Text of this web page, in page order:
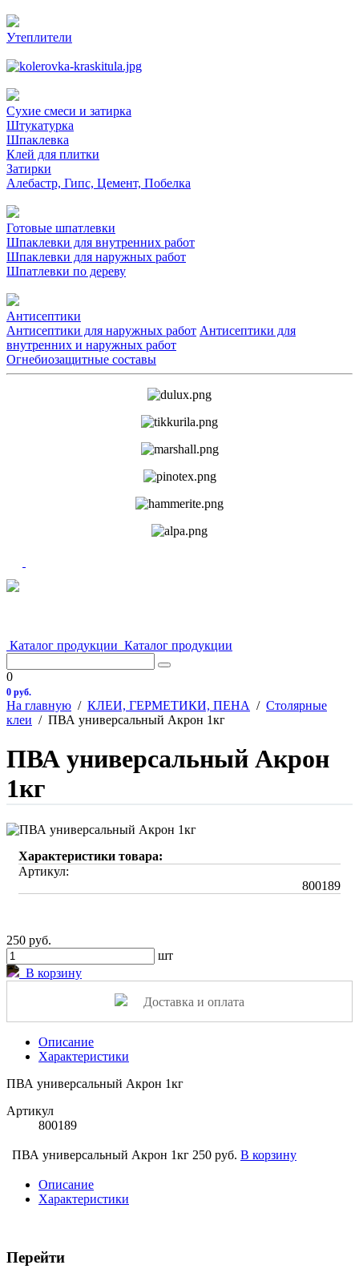
Утеплители
Сухие смеси и затирка
Штукатурка
Шпаклевка
Клей для плитки
Затирки
Алебастр, Гипс, Цемент, Побелка
Готовые шпатлевки
Шпаклевки для внутренних работ
Шпаклевки для наружных работ
Шпатлевки по дереву
Антисептики
Антисептики для наружных работ Антисептики для
внутренних и наружных работ
Огнебиозащитные составы
Каталог продукции Каталог продукции
0
0 руб.
На главную / КЛЕИ, ГЕРМЕТИКИ, ПЕНА / Столярные
клеи / ПВА универсальный Акрон 1кг
ПВА универсальный Акрон
1кг
Характеристики товара:
Артикул:
800189
250 руб.
шт
В корзину
Доставка и оплата
Описание
Характеристики
ПВА универсальный Акрон 1кг
Артикул
800189
ПВА универсальный Акрон 1кг 250 руб. В корзину
Описание
Характеристики
Перейти